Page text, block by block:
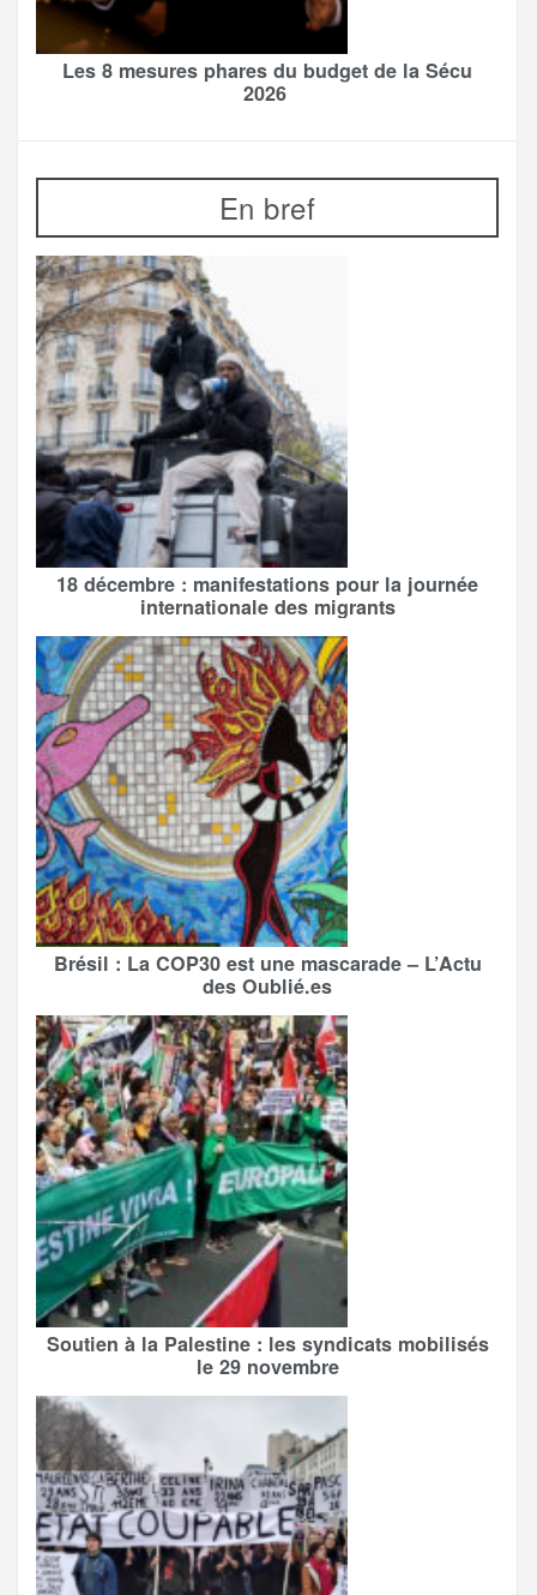
Les 8 mesures phares du budget de la Sécu
2026
En bref
18 décembre : manifestations pour la journée
internationale des migrants
Brésil : La COP30 est une mascarade – L’Actu
des Oublié.es
Soutien à la Palestine : les syndicats mobilisés
le 29 novembre